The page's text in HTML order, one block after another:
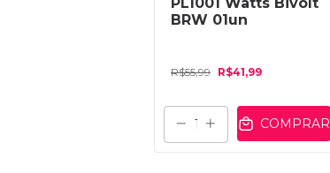
BRW 01un
R$55,99 R$41,99
COMPRAR